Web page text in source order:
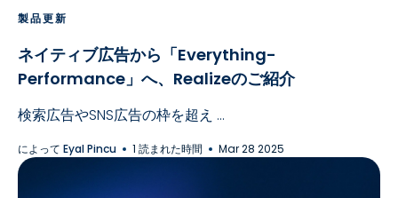
製品更新
ネイティブ広告から「Everything-
Performance」へ、Realizeのご紹介
検索広告やSNS広告の枠を超え ...
によって Eyal Pincu 1 読まれた時間 Mar 28 2025